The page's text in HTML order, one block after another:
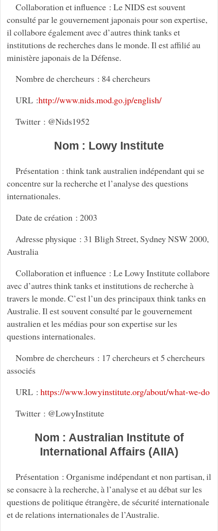
Collaboration et influence : Le NIDS est souvent
consulté par le gouvernement japonais pour son expertise,
il collabore également avec d’autres think tanks et
institutions de recherches dans le monde. Il est affilié au
ministère japonais de la Défense.
Nombre de chercheurs : 84 chercheurs
URL :http://www.nids.mod.go.jp/english/
Twitter : @Nids1952
Nom : Lowy Institute
Présentation : think tank australien indépendant qui se
concentre sur la recherche et l’analyse des questions
internationales.
Date de création : 2003
Adresse physique : 31 Bligh Street, Sydney NSW 2000,
Australia
Collaboration et influence : Le Lowy Institute collabore
avec d’autres think tanks et institutions de recherche à
travers le monde. C’est l’un des principaux think tanks en
Australie. Il est souvent consulté par le gouvernement
australien et les médias pour son expertise sur les
questions internationales.
Nombre de chercheurs : 17 chercheurs et 5 chercheurs
associés
URL : https://www.lowyinstitute.org/about/what-we-do
Twitter : @LowyInstitute
Nom : Australian Institute of
International Affairs (AIIA)
Présentation : Organisme indépendant et non partisan, il
se consacre à la recherche, à l’analyse et au débat sur les
questions de politique étrangère, de sécurité internationale
et de relations internationales de l’Australie.